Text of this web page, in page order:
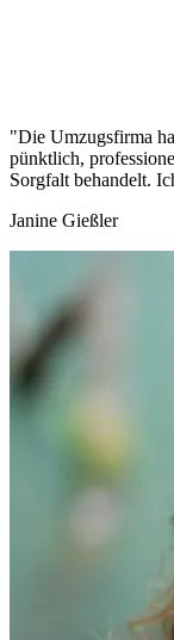
"Die Umzugsfirma
pünktlich,
Sorgfalt behandelt.
Janine Gießler